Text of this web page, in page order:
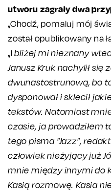
utworu zagrały dwa
„Chodź, pomaluj mój
został opublikowany na
„Ibliżej mi nieznany
Janusz Kruk nachylił się
dwunastostrunową, bo
dysponował i sklecił
tekstów. Natomiast
czasie, ja prowadziłem
tego pisma "Jazz",
człowiek nieżyjący już
mnie między innymi do
Kasią rozmowę. Kasia